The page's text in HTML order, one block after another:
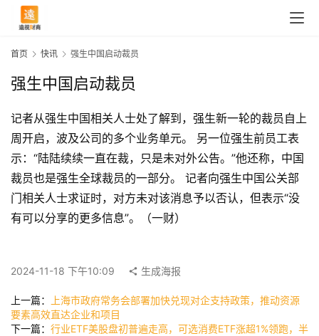
快
讯
首页 快讯 强生中国启动裁员
强生中国启动裁员
记者从强生中国相关人士处了解到，强生新一轮的裁员自上
周开启，波及公司的多个业务单元。 另一位强生前员工表
示：“陆陆续续一直在裁，只是未对外公告。”他还称，中国
裁员也是强生全球裁员的一部分。 记者向强生中国公关部
门相关人士求证时，对方未对该消息予以否认，但表示“没
有可以分享的更多信息”。（一财）
2024-11-18 下午10:09 生成海报
上一篇：
上海市政府常务会部署加快兑现对企支持政策，推动资源
要素高效直达企业和项目
下一篇： 行业ETF美股盘初普遍走高，可选消费ETF涨超1%领跑，半